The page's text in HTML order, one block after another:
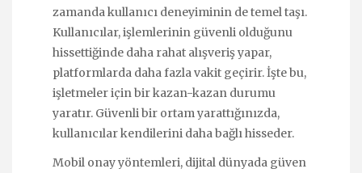
zamanda kullanıcı deneyiminin de temel taşı.
Kullanıcılar, işlemlerinin güvenli olduğunu
hissettiğinde daha rahat alışveriş yapar,
platformlarda daha fazla vakit geçirir. İşte bu,
işletmeler için bir kazan-kazan durumu
yaratır. Güvenli bir ortam yarattığınızda,
kullanıcılar kendilerini daha bağlı hisseder.
Mobil onay yöntemleri, dijital dünyada güven